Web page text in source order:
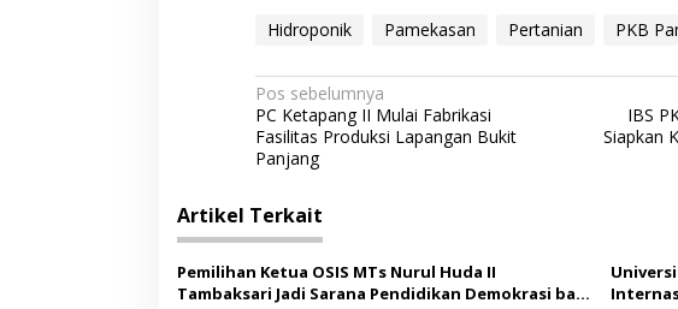
Hidroponik Pamekasan Pertanian PKB
N
a
v
i
g
a
Pos sebelumnya
PC Ketapang II Mulai Fabrikasi
Fasilitas Produksi Lapangan Bukit
Panjang
IBS
Siapkan
Artikel Terkait
Pemilihan Ketua OSIS MTs Nurul Huda II
Tambaksari Jadi Sarana Pendidikan Demokrasi bagi